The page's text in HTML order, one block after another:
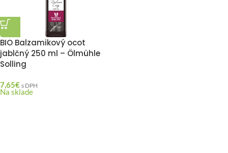
BIO Balzamikový ocot
jablčný 250 ml – Ölmühle
Solling
7,65€ s DPH
Na sklade